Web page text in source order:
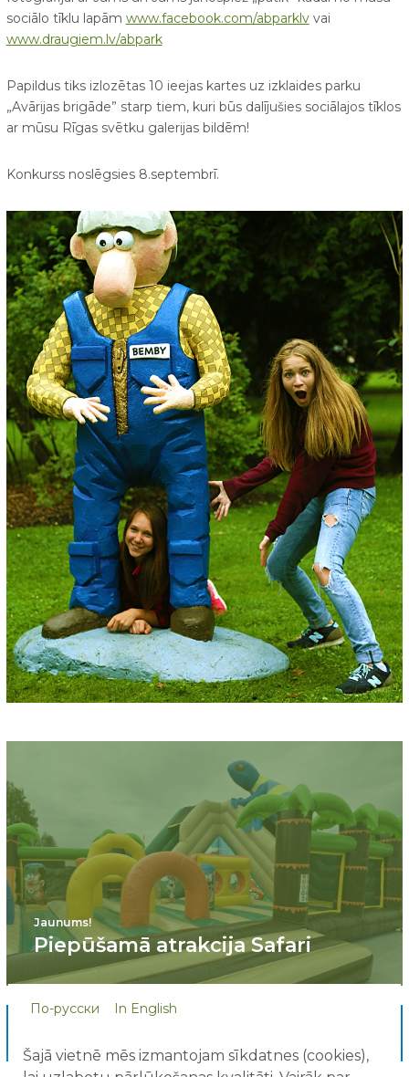
sociālo tīklu lapām www.facebook.com/abparklvvai
www.draugiem.lv/abpark
Papildus tiks izlozētas 10 ieejas kartes uz izklaides parku
„Avārijas brigāde” starp tiem, kuri būs dalījušies sociālajos tīklos
ar mūsu Rīgas svētku galerijas bildēm!
Konkurss noslēgsies 8.septembrī.
Jaunums!
Piepūšamā atrakcija Safari
По-русски In English
Šajā vietnē mēs izmantojam sīkdatnes (cookies),